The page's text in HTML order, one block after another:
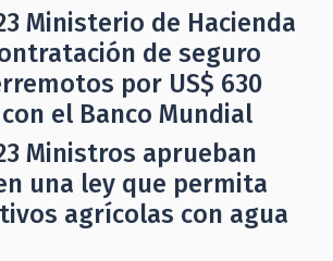
Ministerio de Hacienda
de seguro
por US$ 630
el Banco Mundial
Ministros aprueban
una ley que permita
agrícolas con agua